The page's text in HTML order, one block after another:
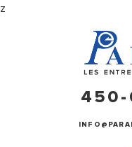
z